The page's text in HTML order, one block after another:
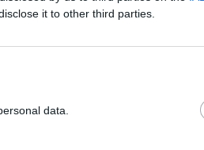
it to other third parties.
data.
VÁM TIEŽ HODIŤ